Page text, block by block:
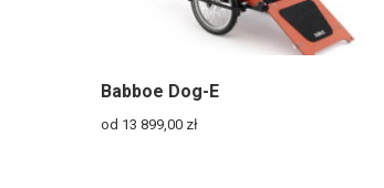
Babboe Dog-E
od 13 899,00 zł